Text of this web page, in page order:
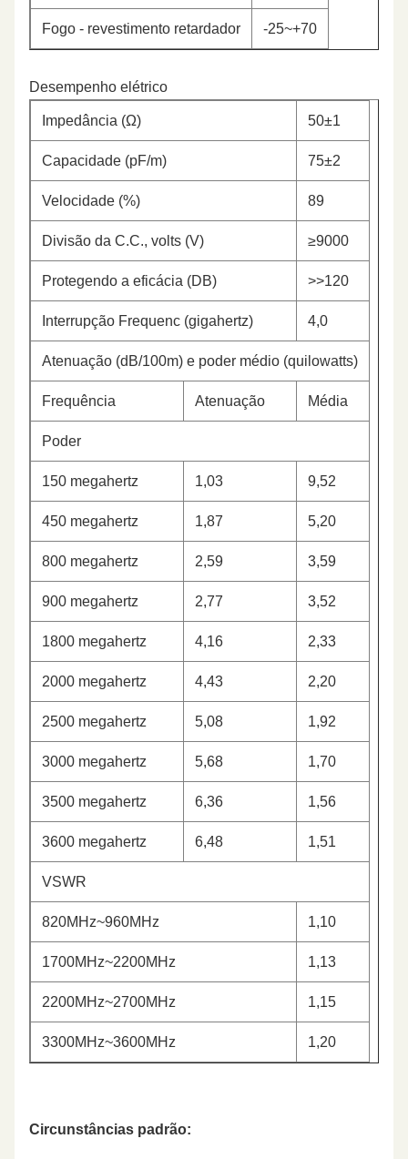
Fogo - revestimento retardador -25~+70
Desempenho elétrico
Impedância (Ω) 50±1
Capacidade (pF/m) 75±2
Velocidade (%) 89
Divisão da C.C., volts (V) ≥9000
Protegendo a eficácia (DB) >>120
Interrupção Frequenc (gigahertz) 4,0
Atenuação (dB/100m) e poder médio (quilowatts)
Frequência Atenuação Média
Poder
150 megahertz 1,03 9,52
450 megahertz 1,87 5,20
800 megahertz 2,59 3,59
900 megahertz 2,77 3,52
1800 megahertz 4,16 2,33
2000 megahertz 4,43 2,20
2500 megahertz 5,08 1,92
3000 megahertz 5,68 1,70
3500 megahertz 6,36 1,56
3600 megahertz 6,48 1,51
VSWR
820MHz~960MHz 1,10
1700MHz~2200MHz 1,13
2200MHz~2700MHz 1,15
3300MHz~3600MHz 1,20
Circunstâncias padrão: